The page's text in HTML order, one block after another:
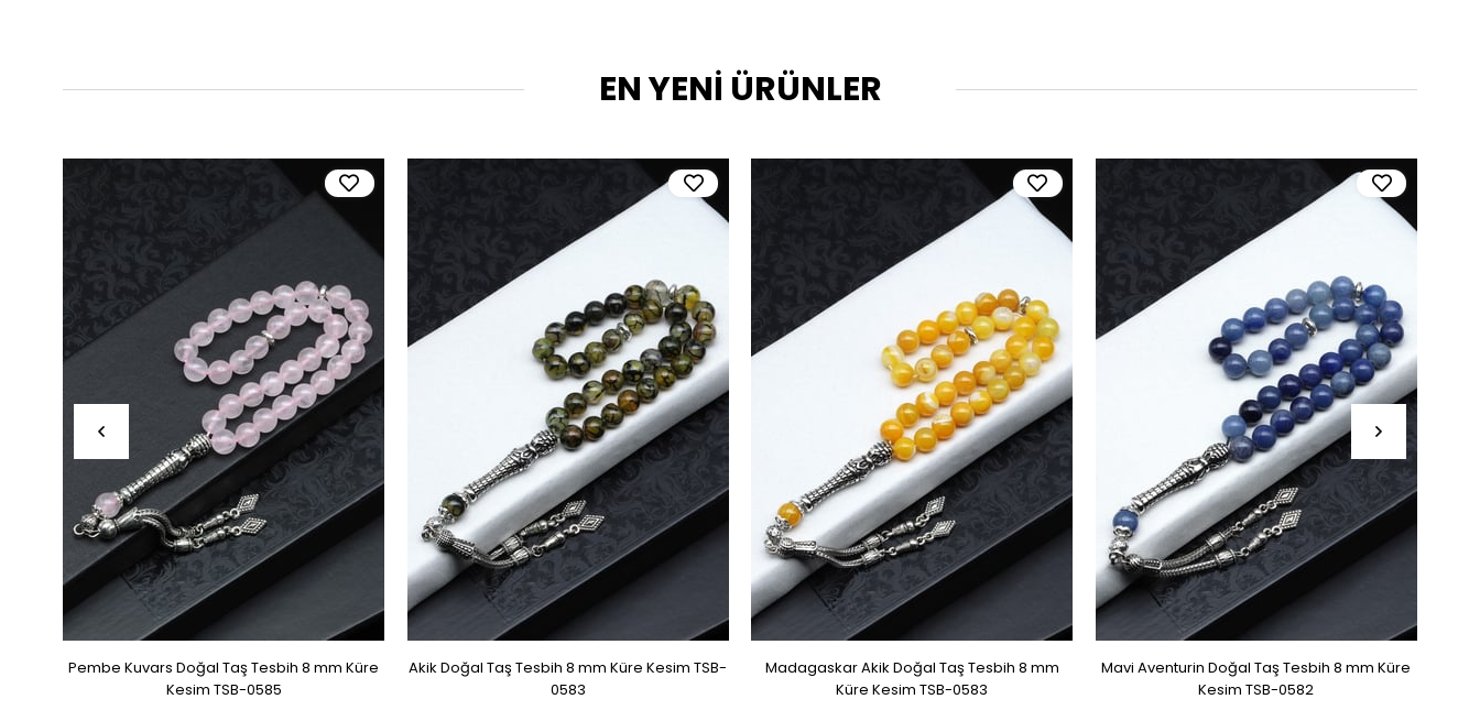
EN YENİ ÜRÜNLER
Pembe Kuvars Doğal Taş Tesbih 8 mm Küre
Kesim TSB-0585
Akik Doğal Taş Tesbih 8 mm Küre Kesim TSB-
0583
Madagaskar Akik Doğal Taş Tesbih 8 mm
Küre Kesim TSB-0583
Mavi Aventurin Doğal Taş Tesbih 8 mm Küre
Kesim TSB-0582